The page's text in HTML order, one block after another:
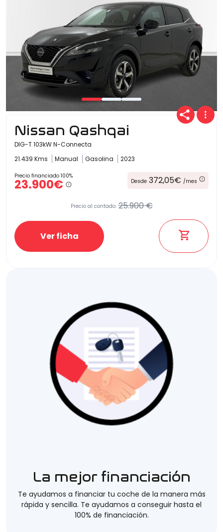
Nissan Qashqai
DIG-T 103kW N-Connecta
21.439 Kms
Manual Gasolina 2023
Precio financiado 100%
23.900€ Desde 372,05€ /mes
Precio al contado: 25.900 €
Ver ficha
La mejor financiación
Te ayudamos a financiar tu coche de la manera más
rápida y sencilla. Te ayudamos a conseguir hasta el
100% de financiación.